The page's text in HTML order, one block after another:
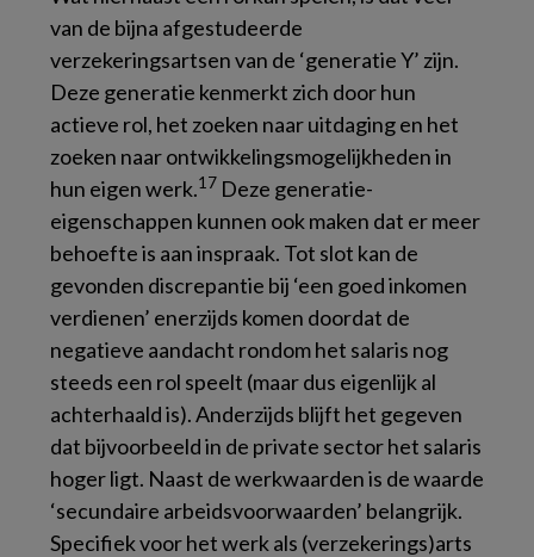
van de bijna afgestudeerde
verzekeringsartsen van de ‘generatie Y’ zijn.
Deze generatie kenmerkt zich door hun
actieve rol, het zoeken naar uitdaging en het
zoeken naar ontwikkelingsmogelijkheden in
hun eigen werk.17 Deze generatie-
eigenschappen kunnen ook maken dat er meer
behoefte is aan inspraak. Tot slot kan de
gevonden discrepantie bij ‘een goed inkomen
verdienen’ enerzijds komen doordat de
negatieve aandacht rondom het salaris nog
steeds een rol speelt (maar dus eigenlijk al
achterhaald is). Anderzijds blijft het gegeven
dat bijvoorbeeld in de private sector het salaris
hoger ligt. Naast de werkwaarden is de waarde
‘secundaire arbeidsvoorwaarden’ belangrijk.
Specifiek voor het werk als (verzekerings)arts